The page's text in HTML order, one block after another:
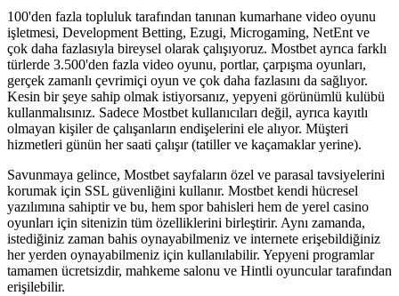
100'den fazla topluluk tarafından tanınan kumarhane video oyunu
işletmesi, Development Betting, Ezugi, Microgaming, NetEnt ve
çok daha fazlasıyla bireysel olarak çalışıyoruz. Mostbet ayrıca farklı
türlerde 3.500'den fazla video oyunu, portlar, çarpışma oyunları,
gerçek zamanlı çevrimiçi oyun ve çok daha fazlasını da sağlıyor.
Kesin bir şeye sahip olmak istiyorsanız, yepyeni görünümlü kulübü
kullanmalısınız. Sadece Mostbet kullanıcıları değil, ayrıca kayıtlı
olmayan kişiler de çalışanların endişelerini ele alıyor. Müşteri
hizmetleri günün her saati çalışır (tatiller ve kaçamaklar yerine).
Savunmaya gelince, Mostbet sayfaların özel ve parasal tavsiyelerini
korumak için SSL güvenliğini kullanır. Mostbet kendi hücresel
yazılımına sahiptir ve bu, hem spor bahisleri hem de yerel casino
oyunları için sitenizin tüm özelliklerini birleştirir. Aynı zamanda,
istediğiniz zaman bahis oynayabilmeniz ve internete erişebildiğiniz
her yerden oynayabilmeniz için kullanılabilir. Yepyeni programlar
tamamen ücretsizdir, mahkeme salonu ve Hintli oyuncular tarafından
erişilebilir.